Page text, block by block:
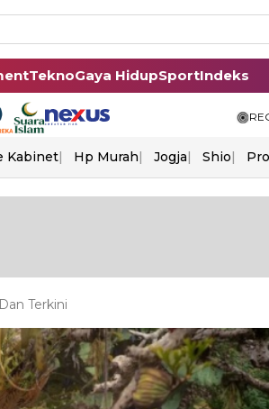
TeknoGaya HidupSportIndeks
Kabinet Hp Murah Jogja Shio
Terkini